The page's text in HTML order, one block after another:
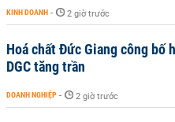
KINH DOANH - 2 giờ trước
Hoá chất Đức Giang công bố
DGC tăng trần
DOANH NGHIỆP - 2 giờ trước